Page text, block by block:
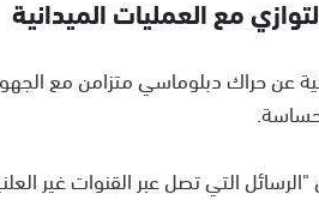
مع العمليات الميدانية
عن حراك دبلوماسي متزامن مع
التي تصل عبر القنوات غير